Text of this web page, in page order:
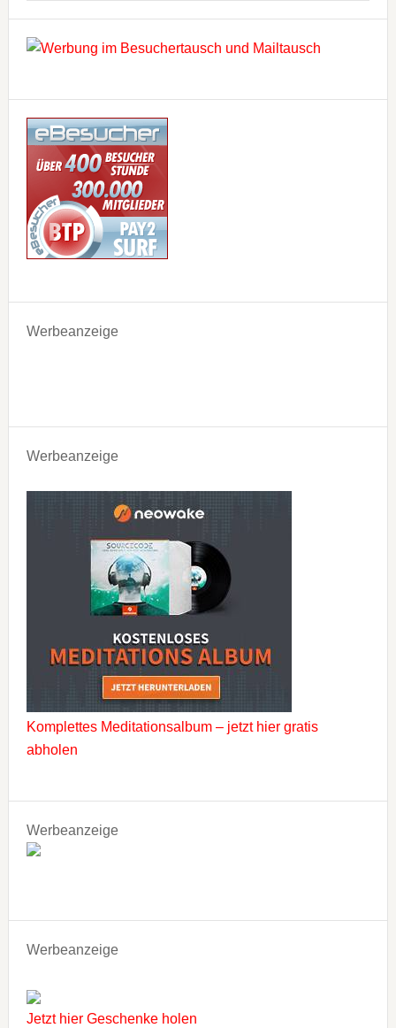
Werbeanzeige
Werbeanzeige
Komplettes Meditationsalbum – jetzt hier gratis
abholen
Werbeanzeige
Werbeanzeige
Jetzt hier Geschenke holen